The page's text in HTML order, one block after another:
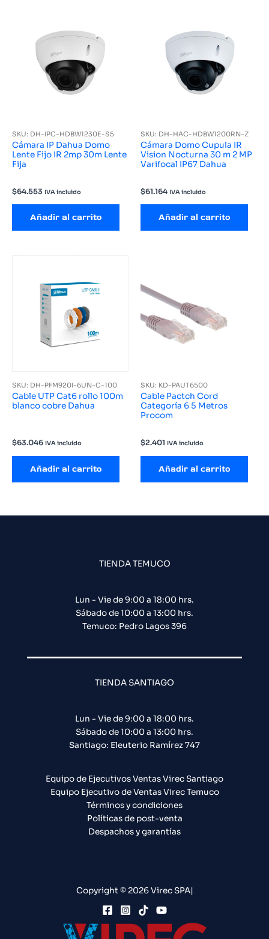
SKU: DH-IPC-HDBW1230E-S5
Cámara IP Dahua Domo
Lente Fijo IR 2mp 30m Lente
Fija
$64.553 IVA incluido
Añadir al carrito
SKU: DH-HAC-HDBW1200RN-Z
Cámara Domo Cupula IR
Vision Nocturna 30 m 2 MP
Varifocal IP67 Dahua
$61.164 IVA incluido
Añadir al carrito
SKU: DH-PFM920I-6UN-C-100
Cable UTP Cat6 rollo 100m
blanco cobre Dahua
$63.046 IVA incluido
Añadir al carrito
SKU: KD-PAUT6500
Cable Pactch Cord
Categoría 6 5 Metros
Procom
$2.401 IVA incluido
Añadir al carrito
TIENDA TEMUCO
Lun - Vie de 9:00 a 18:00 hrs.
Sábado de 10:00 a 13:00 hrs.
Temuco: Pedro Lagos 396
TIENDA SANTIAGO
Lun - Vie de 9:00 a 18:00 hrs.
Sábado de 10:00 a 13:00 hrs.
Santiago: Eleuterio Ramírez 747​
Equipo de Ejecutivos Ventas Virec Santiago
Equipo Ejecutivo de Ventas Virec Temuco
Términos y condiciones
Políticas de post-venta
Despachos y garantías
Copyright © 2026 Virec SPA|